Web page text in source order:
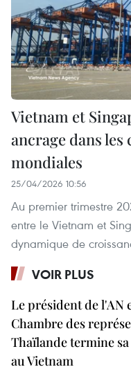
Vietnam et
ancrage dans les
mondiales
25/04/2026 10:56
Au premier trimestre
entre le Vietnam et
dynamique de
VOIR PLUS
Le président de l'AN
Chambre des
Thaïlande termine
au Vietnam